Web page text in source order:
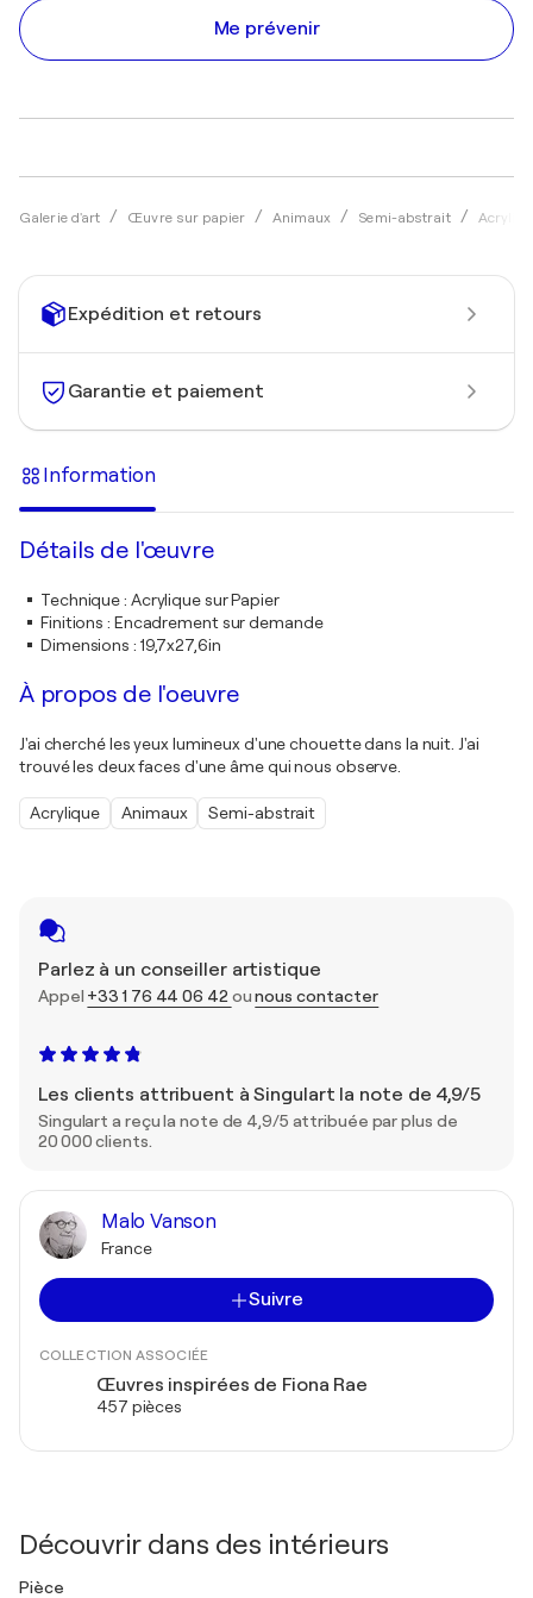
Galerie d'art Œuvre sur papier Animaux Semi-abstrait
Me prévenir
Expédition et retours
Garantie et paiement
Parlez à un conseiller artistique
Appel +33 1 76 44 06 42 ounous contacter
Les clients attribuent à Singulart la note de 4,9/5
Singulart a reçu la note de 4,9/5 attribuée par plus de
20 000 clients.
Malo Vanson
France
Suivre
COLLECTION ASSOCIÉE
Œuvres inspirées de Fiona Rae
457 pièces
Découvrir dans des intérieurs
Pièce
Information
Détails de l'œuvre
Technique: Acrylique sur Papier
Finitions : Encadrement sur demande
Dimensions : 19,7x27,6in
À propos de l'oeuvre
J'ai cherché les yeux lumineux d'une chouette dans la nuit. J'ai
trouvé les deux faces d'une âme qui nous observe.
Acrylique Animaux Semi-abstrait